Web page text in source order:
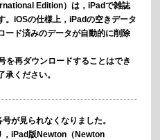
Edition）は，iPadで雑誌
iOSの仕様上， iPadの空きデータ
ード済みのデータが自動的に削除
再ダウンロードすることはでき
ください。
が見られなくなりました。
iPad版Newton（Newton